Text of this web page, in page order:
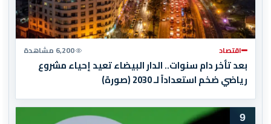
اقتصاد 6,200 مشاهدة
بعد تأخر دام سنوات.. الدار البيضاء تعيد إحياء مشروع
رياضي ضخم استعداداً لـ 2030 (صورة)
9